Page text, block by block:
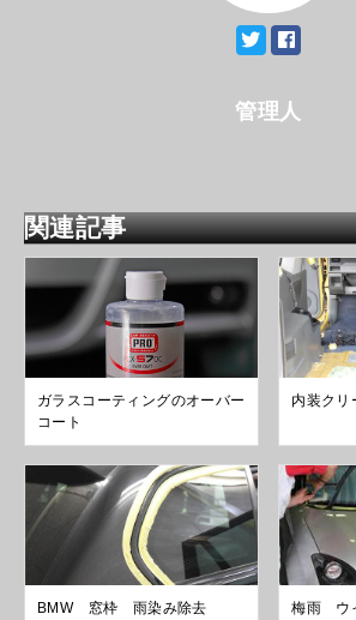
管理人
関連記事
ガラスコーティングのオーバー
コート
内装ク
BMW 窓枠 雨染み除去
梅雨 ウ